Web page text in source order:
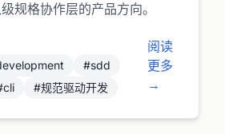
规格协作层的产品方向。
#sdd
#规范驱动开发
阅读
更多
→